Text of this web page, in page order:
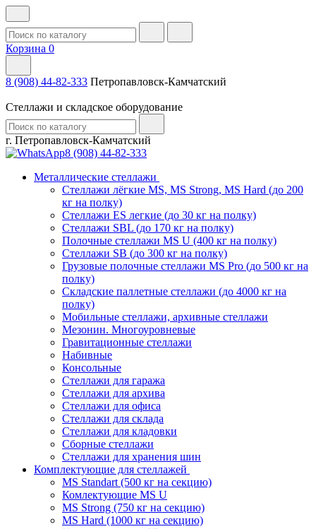
Корзина 0
8 (908) 44-82-333 Петропавловск-Камчатский
Стеллажи и складское оборудование
г. Петропавловск-Камчатский
8 (908) 44-82-333
Металлические стеллажи
Стеллажи лёгкие MS, MS Strong, MS Hard (до 200
кг на полку)
Стеллажи ES легкие (до 30 кг на полку)
Стеллажи SBL (до 170 кг на полку)
Полочные стеллажи MS U (400 кг на полку)
Стеллажи SB (до 300 кг на полку)
Грузовые полочные стеллажи MS Pro (до 500 кг на
полку)
Складские паллетные стеллажи (до 4000 кг на
полку)
Мобильные стеллажи, архивные стеллажи
Мезонин. Многоуровневые
Гравитационные стеллажи
Набивные
Консольные
Стеллажи для гаража
Стеллажи для архива
Стеллажи для офиса
Стеллажи для склада
Стеллажи для кладовки
Сборные стеллажи
Стеллажи для хранения шин
Комплектующие для стеллажей
MS Standart (500 кг на секцию)
Комлектующие MS U
MS Strong (750 кг на секцию)
MS Hard (1000 кг на секцию)